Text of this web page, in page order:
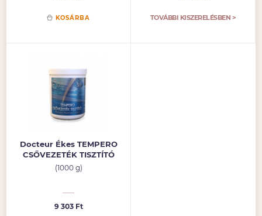
KOSÁRBA TOVÁBBI KISZERELÉSBEN >
Docteur Ékes TEMPERO
CSŐVEZETÉK TISZTÍTÓ
(1000 g)
9 303 Ft